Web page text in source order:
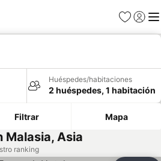
Favoritos
Iniciar
Huéspedes/habitaciones
2 huéspedes, 1 habitación
Filtrar Mapa
Malasia, Asia
ranking